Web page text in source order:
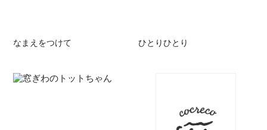
なまえをつけて ひとりひとり